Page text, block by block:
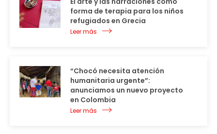
forma de terapia para los niños
refugiados en Grecia
Leer más
“Chocó necesita atención
humanitaria urgente”:
anunciamos un nuevo proyecto
en Colombia
Leer más